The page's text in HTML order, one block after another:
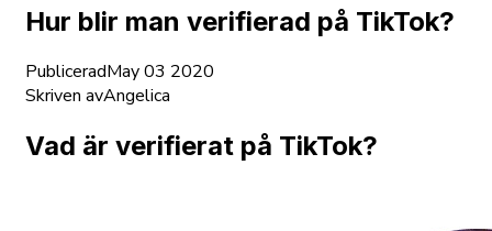
Hur blir man verifierad på TikTok?
PubliceradMay 03 2020
Skriven avAngelica
Vad är verifierat på TikTok?